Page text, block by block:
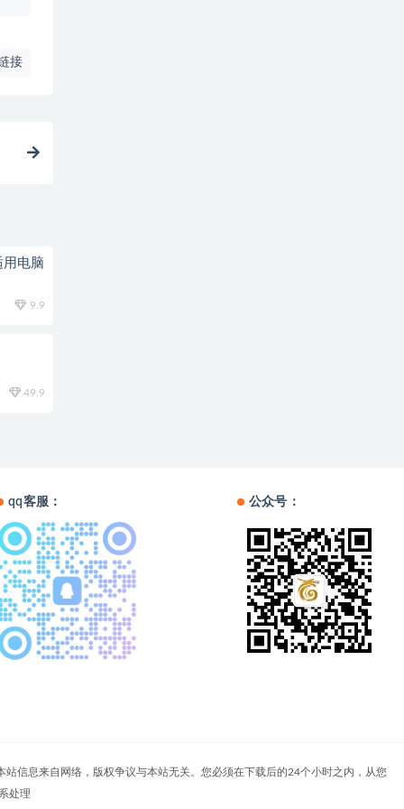
接
用电脑
9.9
49.9
qq客服： 公众号：
信息来自网络，版权争议与本站无关。您必须在下载后的24个小时之内，从您
处理